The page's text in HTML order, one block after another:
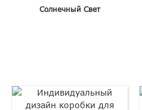
Солнечный Свет